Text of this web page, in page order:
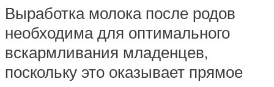
Выработка молока после родов
необходима для оптимального
вскармливания младенцев,
поскольку это оказывает прямое